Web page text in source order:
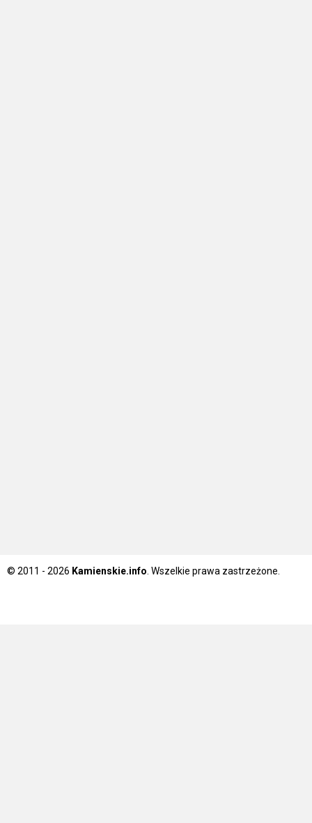
© 2011 - 2026 Kamienskie.info . Wszelkie prawa zastrzeżone.